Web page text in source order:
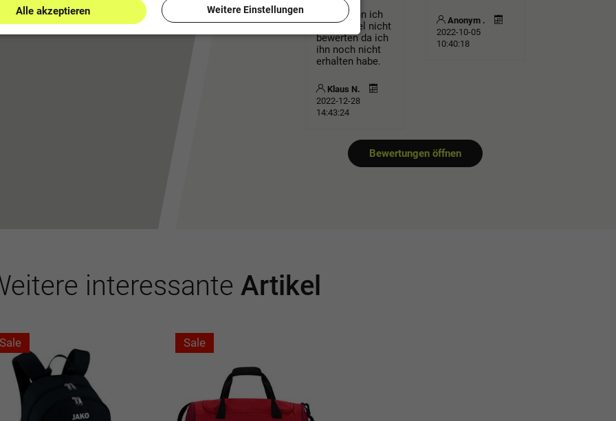
x 30 x 30 cm (LxBxH), 3 = Senior
leider kann ich
den Artikel nicht
bewerten da ich
ihn noch nicht
erhalten habe.
Klaus N.
2022-12-28
14:43:24
Anonym .
2022-10-05
10:40:18
Bewertungen öffnen
interessante Artikel
Sale Sale
Alle akzeptieren Weitere Einstellungen